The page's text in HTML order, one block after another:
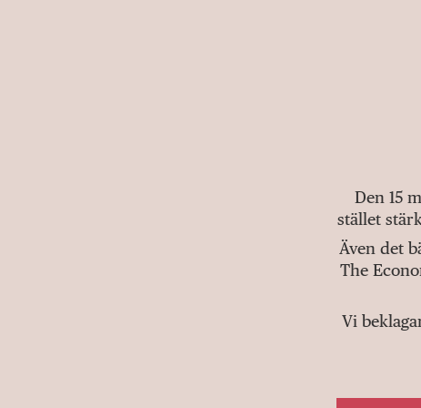
Den 15
stället
Även det
The
Vi